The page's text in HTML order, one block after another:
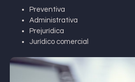
Preventiva
Administrativa
Prejurídica
Jurídico comercial